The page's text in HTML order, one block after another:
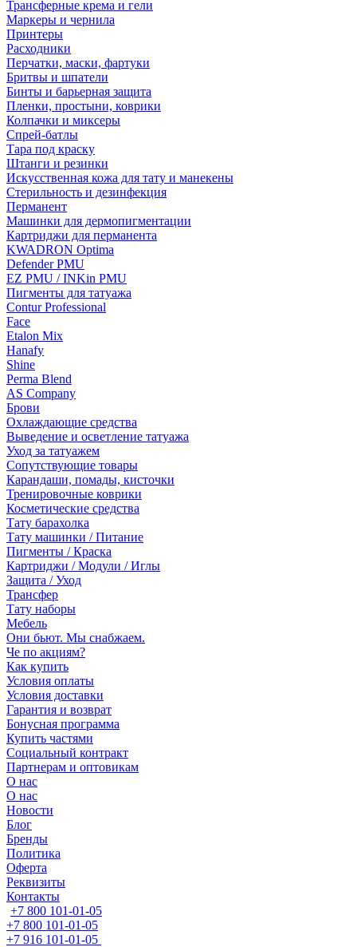
Трансферные крема и гели
Маркеры и чернила
Принтеры
Расходники
Перчатки, маски, фартуки
Бритвы и шпатели
Бинты и барьерная защита
Пленки, простыни, коврики
Колпачки и миксеры
Спрей-батлы
Тара под краску
Штанги и резинки
Искусственная кожа для тату и манекены
Стерильность и дезинфекция
Перманент
Машинки для дермопигментации
Картриджи для перманента
KWADRON Optima
Defender PMU
EZ PMU / INKin PMU
Пигменты для татуажа
Contur Professional
Face
Etalon Mix
Hanafy
Shine
Perma Blend
AS Company
Брови
Охлаждающие средства
Выведение и осветление татуажа
Уход за татуажем
Сопутствующие товары
Карандаши, помады, кисточки
Тренировочные коврики
Косметические средства
Тату барахолка
Тату машинки / Питание
Пигменты / Краска
Картриджи / Модули / Иглы
Защита / Уход
Трансфер
Тату наборы
Мебель
Они бьют. Мы снабжаем.
Че по акциям?
Как купить
Условия оплаты
Условия доставки
Гарантия и возврат
Бонусная программа
Купить частями
Социальный контракт
Партнерам и оптовикам
О нас
О нас
Новости
Блог
Бренды
Политика
Оферта
Реквизиты
Контакты
+7 800 101-01-05
+7 800 101-01-05
+7 916 101-01-05